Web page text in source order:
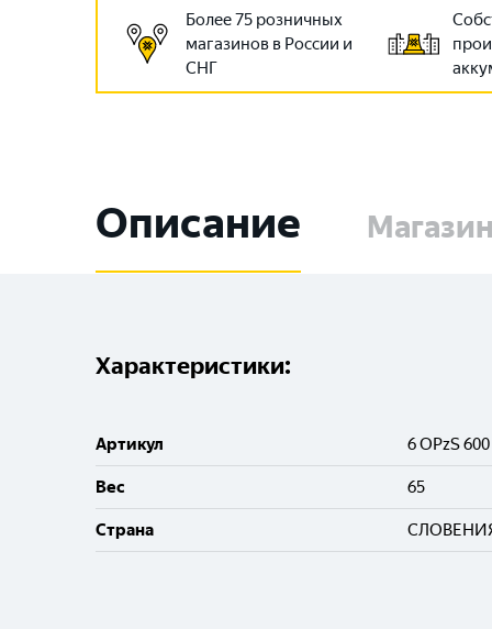
Более 75 розничных
магазинов в России и
СНГ
Описание
Характеристики:
Артикул 6 OPzS 600
Вес 65
Cтрана